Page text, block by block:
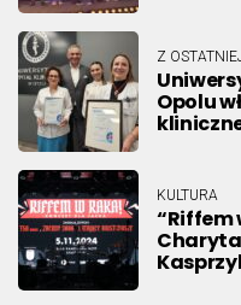
Z
Opolu
KULTURA
“Riffem